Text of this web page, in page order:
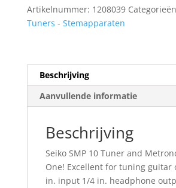
and
Metronome
aantal
Artikelnummer: 1208039
Tuners - Stemapparaten
Beschrijving
Aanvullende informatie
Beschrijving
Seiko SMP 10 Tuner and
One! Excellent for tuning guitar
in. input 1/4 in. headphone